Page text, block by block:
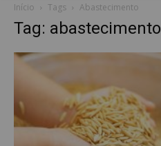
Início Tags Abastecimento
Tag: abastecimento